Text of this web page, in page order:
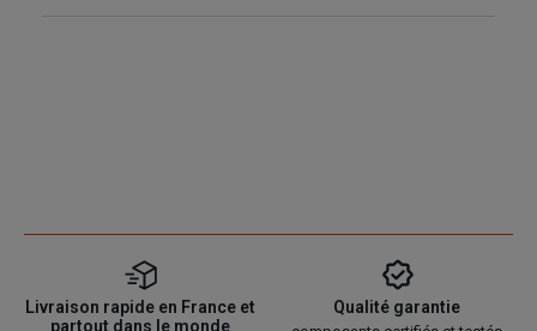
Livraison rapide en France et
partout dans le monde
Qualité garantie